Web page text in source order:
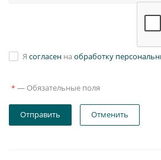
Я согласен на обработку
* — Обязательные поля
Отправить Отменить